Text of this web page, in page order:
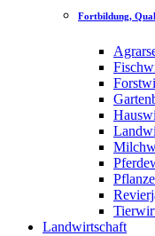
Fortbildung,
Landwirtschaft